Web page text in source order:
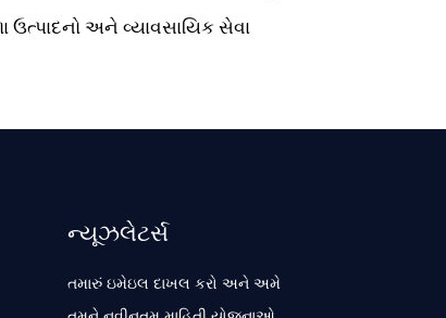
ઉત્પાદનો અને વ્યાવસાયિક સેવા
ન્યૂઝલેટર્સ
તમારું ઇમેઇલ દાખલ કરો અને અમે